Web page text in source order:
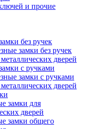
и прочие
без ручек
замки без ручек
металлических дверей
с ручками
замки с ручками
металлических дверей
замки для
дверей
замки общего